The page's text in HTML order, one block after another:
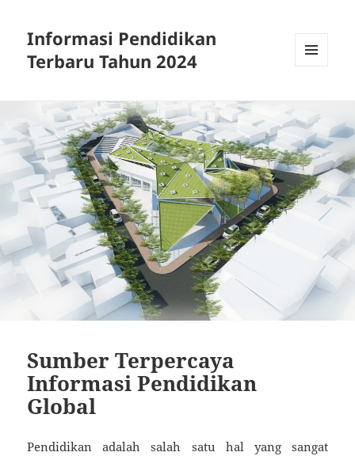
Informasi Pendidikan
Terbaru Tahun 2024
Sumber Terpercaya
Informasi Pendidikan
Global
Pendidikan adalah salah satu hal yang sangat